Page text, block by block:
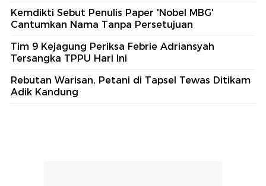
Kemdikti Sebut Penulis Paper 'Nobel MBG'
Cantumkan Nama Tanpa Persetujuan
Tim 9 Kejagung Periksa Febrie Adriansyah
Tersangka TPPU Hari Ini
Rebutan Warisan, Petani di Tapsel Tewas Ditikam
Adik Kandung